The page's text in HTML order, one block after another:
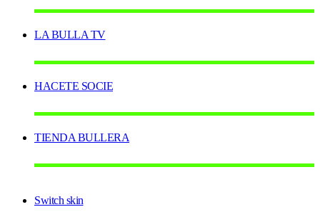
LA BULLA TV
HACETE SOCIE
TIENDA BULLERA
Switch skin